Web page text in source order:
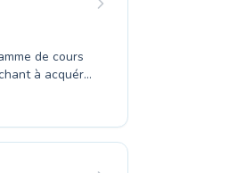
de cours
à acquérir
pour
désireux
déroulent
en toute